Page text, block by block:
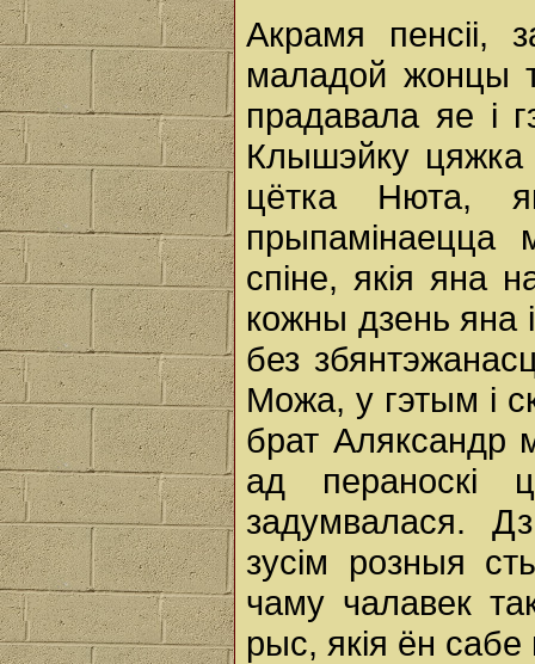
Акрамя пенсіі,
маладой жонцы
прадавала яе і
Клышэйку
цётка Нюта,
спіне, якія яна
кожны дзень яна
без
Можа, у гэтым і
брат Аляксандр
ад
задумвалася.
зусім розныя
чаму чалавек
рыс, якія ён